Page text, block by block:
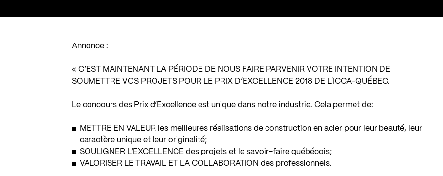
Annonce :
« C’EST MAINTENANT LA PÉRIODE DE NOUS FAIRE PARVENIR VOTRE INTENTION DE
SOUMETTRE VOS PROJETS POUR LE PRIX D’EXCELLENCE 2018 DE L’ICCA-QUÉBEC.
Le concours des Prix d’Excellence est unique dans notre industrie. Cela permet de:
METTRE EN VALEUR les meilleures réalisations de construction en acier pour leur beauté, leur
caractère unique et leur originalité;
SOULIGNER L’EXCELLENCE des projets et le savoir-faire québécois;
VALORISER LE TRAVAIL ET LA COLLABORATION des professionnels.